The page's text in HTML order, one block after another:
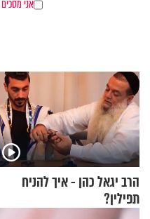
אני מסכים
הרב יגאל כהן - איך להניח
תפילין?